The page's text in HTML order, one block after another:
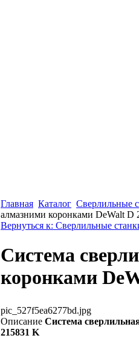
Главная Каталог Сверлильные
алмазними коронками DeWalt D
Вернуться к: Сверлильные
Система
коронками
pic_527f5ea6277bd.jpg
Описание Система
215831 K